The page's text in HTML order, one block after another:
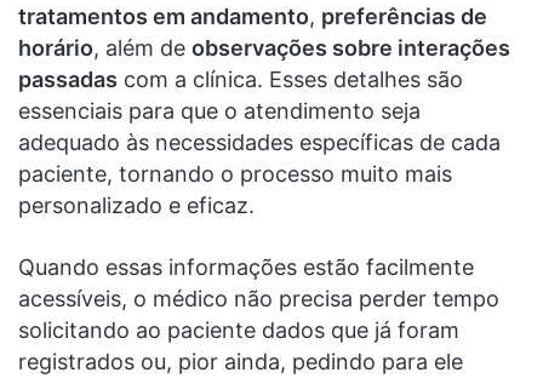
tratamentos em andamento, preferências de
horário, além de observações sobre interações
passadas com a clínica. Esses detalhes são
essenciais para que o atendimento seja
adequado às necessidades específicas de cada
paciente, tornando o processo muito mais
personalizado e eficaz.
Quando essas informações estão facilmente
acessíveis, o médico não precisa perder tempo
solicitando ao paciente dados que já foram
registrados ou, pior ainda, pedindo para ele